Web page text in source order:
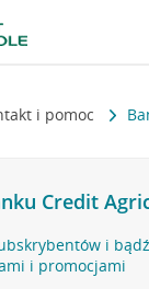
i pomoc
Credit
i
i promocjami